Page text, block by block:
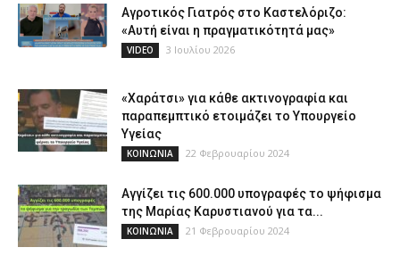
Αγροτικός Γιατρός στο Καστελόριζο:
«Αυτή είναι η πραγματικότητά μας»
VIDEO 3 Ιουλίου 2026
«Χαράτσι» για κάθε ακτινογραφία και
παραπεμπτικό ετοιμάζει το Υπουργείο
Υγείας
ΚΟΙΝΩΝΙΑ 22 Φεβρουαρίου 2024
Αγγίζει τις 600.000 υπογραφές το ψήφισμα
της Μαρίας Καρυστιανού για τα...
ΚΟΙΝΩΝΙΑ 21 Φεβρουαρίου 2024